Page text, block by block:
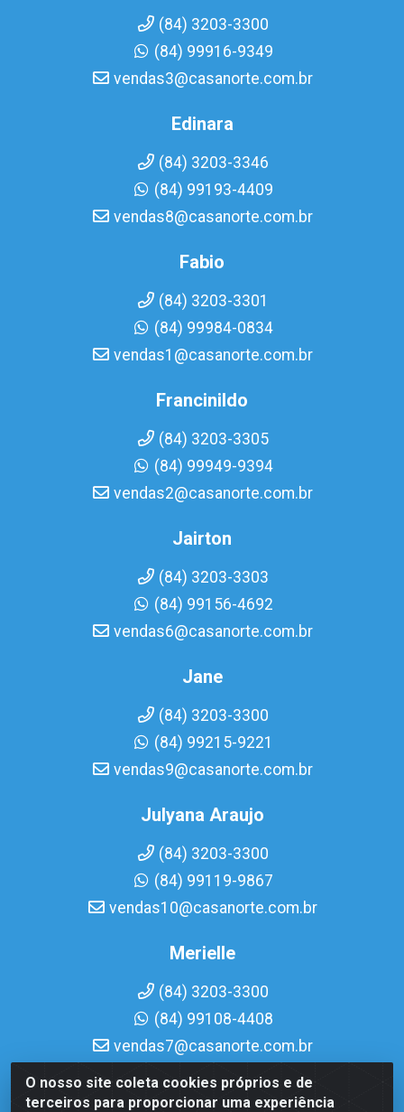
O nosso site coleta cookies próprios e de
terceiros para proporcionar uma experiência
(84) 3203-3300
(84) 99916-9349
vendas3@casanorte.com.br
Edinara
(84) 3203-3346
(84) 99193-4409
vendas8@casanorte.com.br
Fabio
(84) 3203-3301
(84) 99984-0834
vendas1@casanorte.com.br
Francinildo
(84) 3203-3305
(84) 99949-9394
vendas2@casanorte.com.br
Jairton
(84) 3203-3303
(84) 99156-4692
vendas6@casanorte.com.br
Jane
(84) 3203-3300
(84) 99215-9221
vendas9@casanorte.com.br
Julyana Araujo
(84) 3203-3300
(84) 99119-9867
vendas10@casanorte.com.br
Merielle
(84) 3203-3300
(84) 99108-4408
vendas7@casanorte.com.br
Casa Norte LTDA - Av. Interventor Mário Câmara, 1815 -